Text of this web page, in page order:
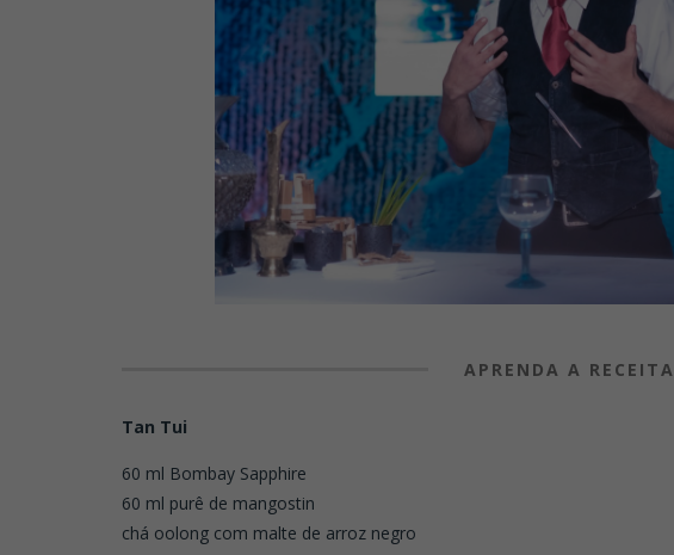
APRENDA A RECEITA
Tan Tui
60 ml Bombay Sapphire
60 ml purê de mangostin
chá oolong com malte de arroz negro